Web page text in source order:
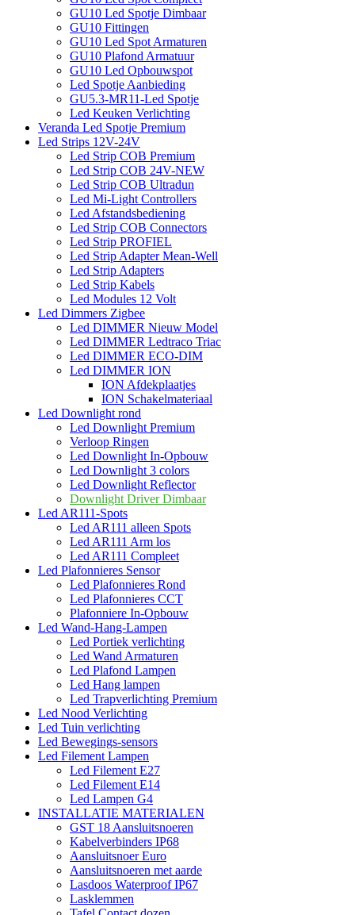
GU10 Led Spotje Dimbaar
GU10 Fittingen
GU10 Led Spot Armaturen
GU10 Plafond Armatuur
GU10 Led Opbouwspot
Led Spotje Aanbieding
GU5.3-MR11-Led Spotje
Led Keuken Verlichting
Veranda Led Spotje Premium
Led Strips 12V-24V
Led Strip COB Premium
Led Strip COB 24V-NEW
Led Strip COB Ultradun
Led Mi-Light Controllers
Led Afstandsbediening
Led Strip COB Connectors
Led Strip PROFIEL
Led Strip Adapter Mean-Well
Led Strip Adapters
Led Strip Kabels
Led Modules 12 Volt
Led Dimmers Zigbee
Led DIMMER Nieuw Model
Led DIMMER Ledtraco Triac
Led DIMMER ECO-DIM
Led DIMMER ION
ION Afdekplaatjes
ION Schakelmateriaal
Led Downlight rond
Led Downlight Premium
Verloop Ringen
Led Downlight In-Opbouw
Led Downlight 3 colors
Led Downlight Reflector
Downlight Driver Dimbaar
Led AR111-Spots
Led AR111 alleen Spots
Led AR111 Arm los
Led AR111 Compleet
Led Plafonnieres Sensor
Led Plafonnieres Rond
Led Plafonnieres CCT
Plafonniere In-Opbouw
Led Wand-Hang-Lampen
Led Portiek verlichting
Led Wand Armaturen
Led Plafond Lampen
Led Hang lampen
Led Trapverlichting Premium
Led Nood Verlichting
Led Tuin verlichting
Led Bewegings-sensors
Led Filement Lampen
Led Filement E27
Led Filement E14
Led Lampen G4
INSTALLATIE MATERIALEN
GST 18 Aansluitsnoeren
Kabelverbinders IP68
Aansluitsnoer Euro
Aansluitsnoeren met aarde
Lasdoos Waterproof IP67
Lasklemmen